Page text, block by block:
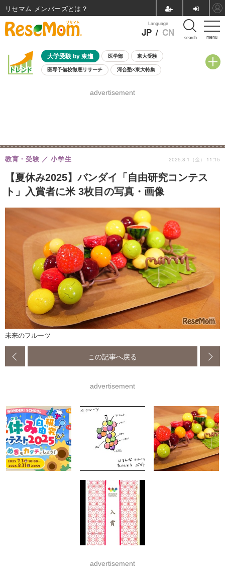
menu
Language
JP / CN search
大学受験 by 東進 医学部 東大受験
医専予備校徹底リサーチ 河合塾×東大特集
8月開催学校説明会・相談会
advertisement
【夏休み2025】バンダイ「自由研究コンテス
ト」入賞者に米 3枚目の写真・画像
教育・受験 小学生 2025.8.1（金） 11:15
未来のフルーツ
この記事へ戻る
advertisement
advertisement
リセマム メンバーズ